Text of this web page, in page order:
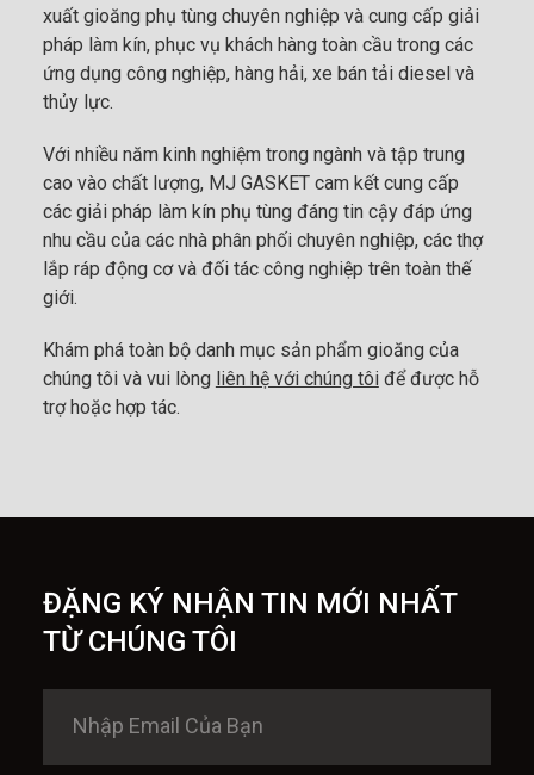
xuất gioăng phụ tùng chuyên nghiệp và cung cấp giải
pháp làm kín, phục vụ khách hàng toàn cầu trong các
ứng dụng công nghiệp, hàng hải, xe bán tải diesel và
thủy lực.
Với nhiều năm kinh nghiệm trong ngành và tập trung
cao vào chất lượng, MJ GASKET cam kết cung cấp
các giải pháp làm kín phụ tùng đáng tin cậy đáp ứng
nhu cầu của các nhà phân phối chuyên nghiệp, các thợ
lắp ráp động cơ và đối tác công nghiệp trên toàn thế
giới.
Khám phá toàn bộ danh mục sản phẩm gioăng của
chúng tôi và vui lòng liên hệ với chúng tôiđể được hỗ
trợ hoặc hợp tác.
ĐẶNG KÝ NHẬN TIN MỚI NHẤT
TỪ CHÚNG TÔI